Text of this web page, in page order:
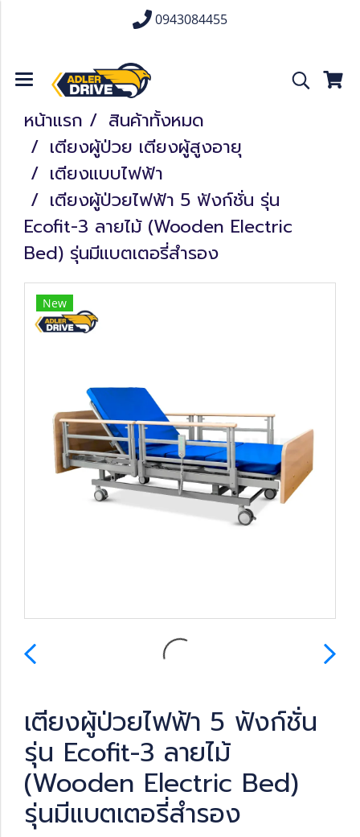
0943084455
หน้าแรก
สินค้าทั้งหมด
เตียงผู้ป่วย เตียงผู้สูงอายุ
เตียงแบบไฟฟ้า
เตียงผู้ป่วยไฟฟ้า 5 ฟังก์ชั่น รุ่น
Ecofit-3 ลายไม้ (Wooden Electric
Bed) รุ่นมีแบตเตอรี่สำรอง
New
เตียงผู้ป่วยไฟฟ้า 5 ฟังก์ชั่น
รุ่น Ecofit-3 ลายไม้
(Wooden Electric Bed)
รุ่นมีแบตเตอรี่สำรอง